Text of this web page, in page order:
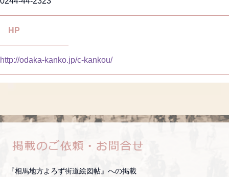
HP
http://odaka-kanko.jp/c-kankou/
『相馬地方よろず街道絵図帖』への掲載